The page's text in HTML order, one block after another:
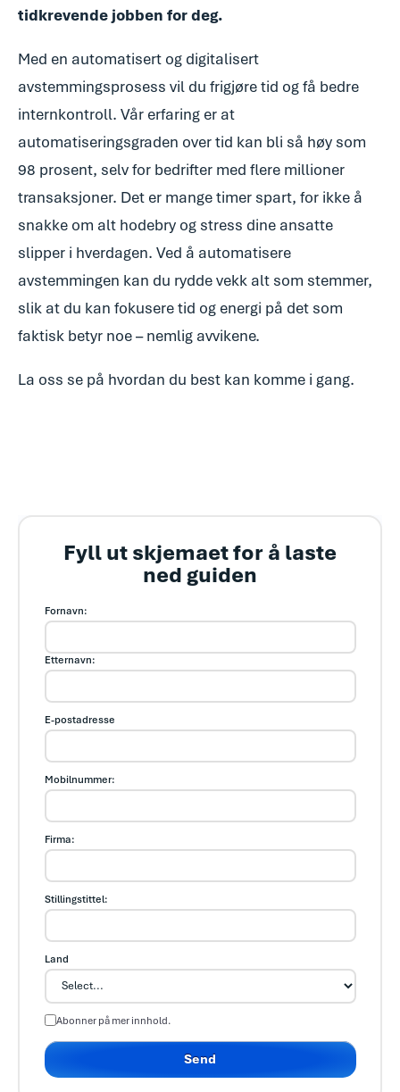
tidkrevende jobben for deg.
Med en automatisert og digitalisert
avstemmingsprosess vil du frigjøre tid og få bedre
internkontroll. Vår erfaring er at
automatiseringsgraden over tid kan bli så høy som
98 prosent, selv for bedrifter med flere millioner
transaksjoner. Det er mange timer spart, for ikke å
snakke om alt hodebry og stress dine ansatte
slipper i hverdagen. Ved å automatisere
avstemmingen kan du rydde vekk alt som stemmer,
slik at du kan fokusere tid og energi på det som
faktisk betyr noe – nemlig avvikene.
La oss se på hvordan du best kan komme i gang.
Fyll ut skjemaet for å laste
ned guiden
Fornavn:
Etternavn:
E-postadresse
Mobilnummer:
Firma:
Stillingstittel:
Land
Abonner på mer innhold.
Send